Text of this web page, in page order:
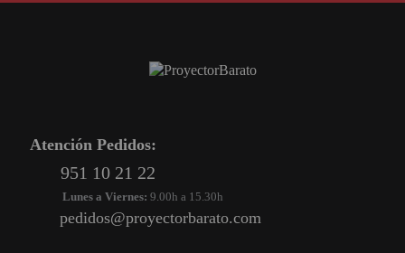
Atención Pedidos:
951 10 21 22
Lunes a Viernes: 9.00h a 15.30h
pedidos@proyectorbarato.com